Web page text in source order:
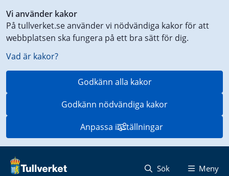
Vi använder kakor
På tullverket.se använder vi nödvändiga kakor för att
webbplatsen ska fungera på ett bra sätt för dig.
Vad är kakor?
Godkänn alla kakor
Godkänn nödvändiga kakor
Anpassa inställningar
till
innehåll
på
aktuell
Sök Meny